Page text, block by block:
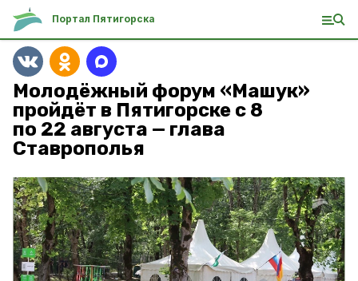
Портал Пятигорска
Молодёжный форум «Машук»
пройдёт в Пятигорске с 8
по 22 августа — глава
Ставрополья